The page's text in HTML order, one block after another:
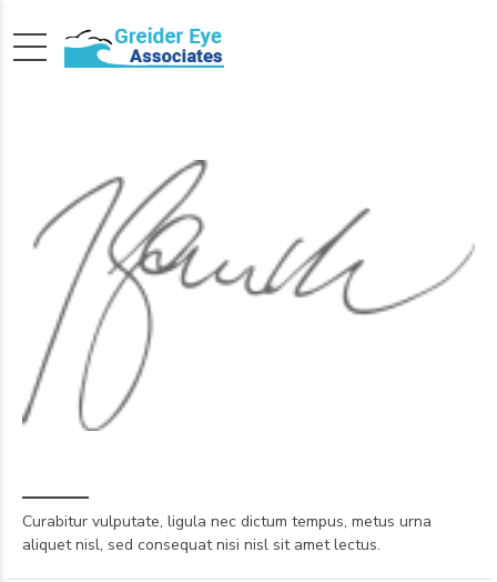
Curabitur vulputate, ligula nec dictum tempus, metus urna
aliquet nisl, sed consequat nisi nisl sit amet lectus.